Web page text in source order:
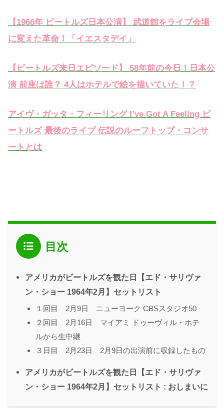
【1966年 ビートルズ日本公演】 武道館をライブ会場
に変えた革命！「イエスタデイ」
【ビートルズ来日エピソード】 58年前の今日！日本公
演 前座は誰？ 4人はホテルで絵を描いていた！？
アイヴ・ガッタ・フィーリング I’ve Got A Feeling ビ
ートルズ 最後のライブ 伝説のルーフトップ・コンサ
ートとは
目次
アメリカがビートルズを観た日【エド・サリヴァ
ン・ショー 1964年2月】セットリスト
１回目 2月9日 ニューヨーク CBSスタジオ50
２回目 2月16日 マイアミ ドゥーヴィル・ホテ
ルから生中継
３日目 2月23日 2月9日の出演前に収録したもの
アメリカがビートルズを観た日【エド・サリヴァ
ン・ショー 1964年2月】セットリスト : おしまいに